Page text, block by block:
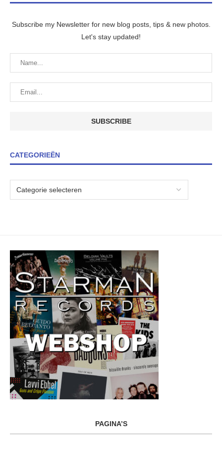
Subscribe my Newsletter for new blog posts, tips & new photos.
Let's stay updated!
CATEGORIEËN
PAGINA’S